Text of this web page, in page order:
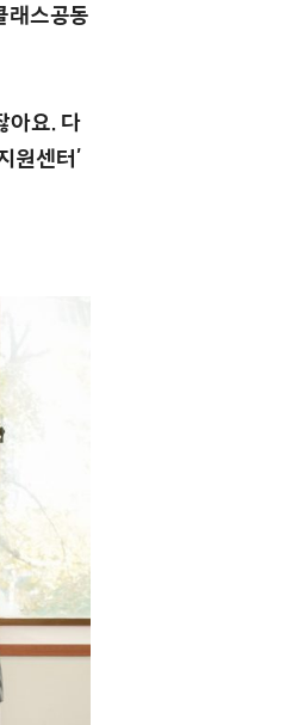
래스공동
아요. 다
원센터’